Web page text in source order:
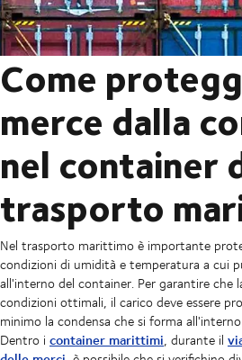
Come
merce dalla
nel container
trasporto
Nel trasporto marittimo è importante
condizioni di umidità e temperatura a cui
all'interno del container. Per garantire che
condizioni ottimali, il carico deve essere
minimo la condensa che si forma
Dentro i container marittimi, durante il